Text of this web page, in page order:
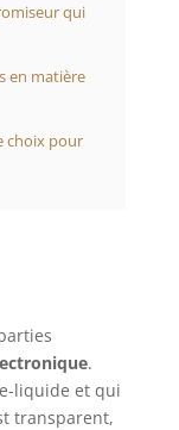
qui
en matière
choix pour
.
liquide et qui
transparent,